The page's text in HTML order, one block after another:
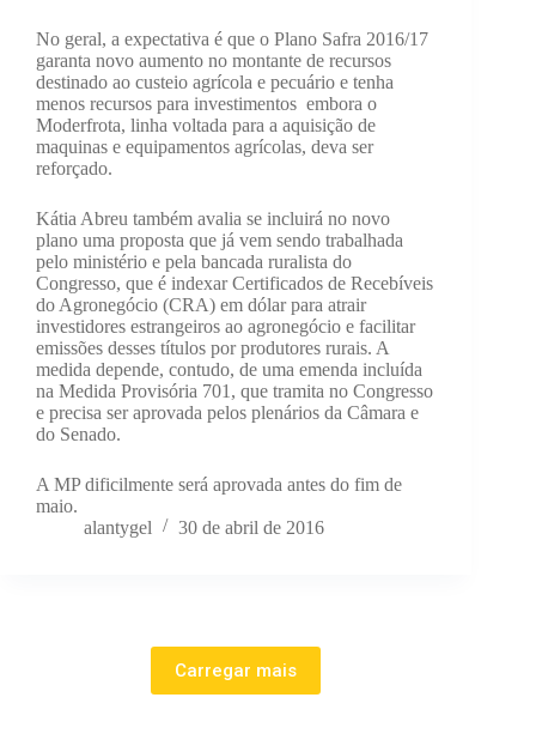
No geral, a expectativa é que o Plano Safra 2016/17
garanta novo aumento no montante de recursos
destinado ao custeio agrícola e pecuário e tenha
menos recursos para investimentos ­ embora o
Moderfrota, linha voltada para a aquisição de
maquinas e equipamentos agrícolas, deva ser
reforçado.
Kátia Abreu também avalia se incluirá no novo
plano uma proposta que já vem sendo trabalhada
pelo ministério e pela bancada ruralista do
Congresso, que é indexar Certificados de Recebíveis
do Agronegócio (CRA) em dólar para atrair
investidores estrangeiros ao agronegócio e facilitar
emissões desses títulos por produtores rurais. A
medida depende, contudo, de uma emenda incluída
na Medida Provisória 701, que tramita no Congresso
e precisa ser aprovada pelos plenários da Câmara e
do Senado.
A MP dificilmente será aprovada antes do fim de
maio.
alantygel
30 de abril de 2016
Carregar mais